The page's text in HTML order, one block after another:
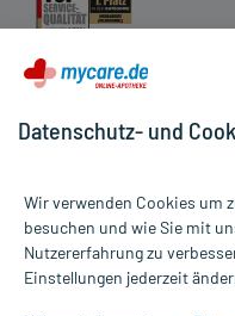
Alle Preise gelten inkl.
Informationen auf dieser
Datenschutz- und
Wir verwenden Cookies um
besuchen und wie Sie mit
Nutzererfahrung zu
Einstellungen jederzeit